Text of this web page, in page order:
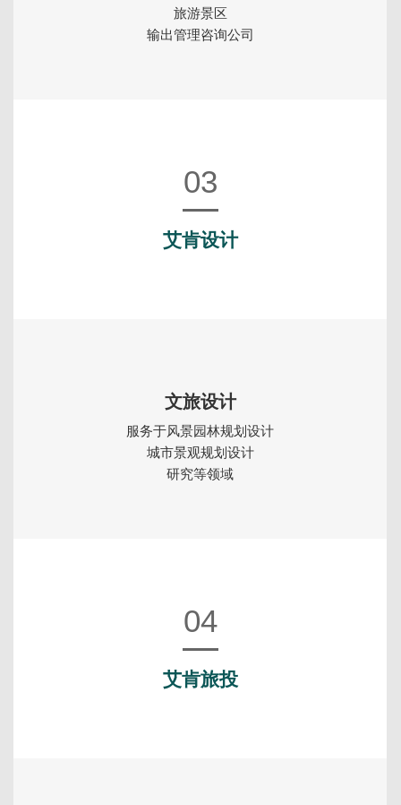
旅游景区
输出管理咨询公司
03
艾肯设计
文旅设计
服务于风景园林规划设计
城市景观规划设计
研究等领域
04
艾肯旅投